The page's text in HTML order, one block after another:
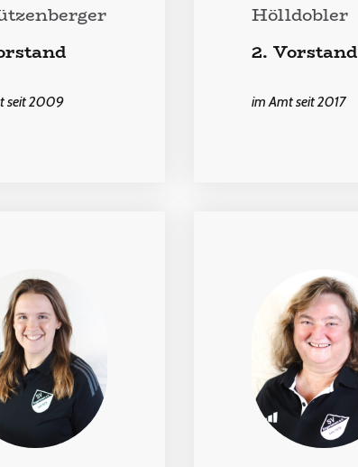
seit 2009
Hölldobler
2. Vorstand
im Amt seit 2017